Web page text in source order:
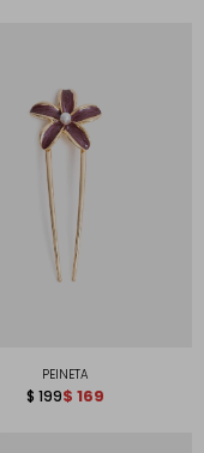
PEINETA
$ 199$ 169